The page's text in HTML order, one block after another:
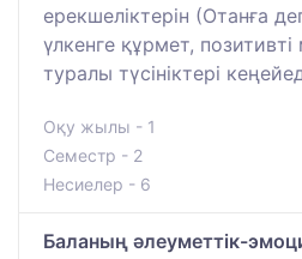
ерекшеліктерін (Отанға
үлкенге құрмет, позитивті
туралы түсініктері
Оқу жылы - 1
Семестр - 2
Несиелер - 6
Баланың әлеуметтік-